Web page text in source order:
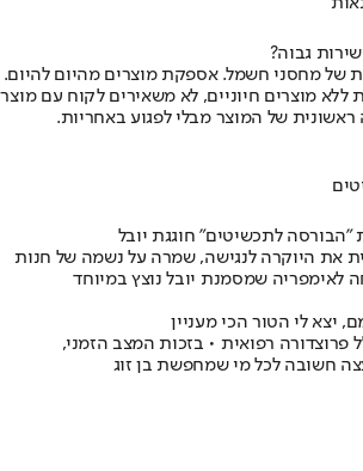
גבוה?
של מחסני חשמל. אספקת מוצרים מהיום להיום.
מוצרים חיוניים, לא משאירים לקוח עם מוצר
של המוצר מבלי לפגוע באחריות.
לתכשיטים" חוגגת יובל
את היוקרה לנגישה, שמרה על נשמה של חנות
לאימפריה שמסמנת יובל נוצץ במיוחד
יצא לי הטור הכי מעניין
פרוצדורה רפואית • בזכות המצב הזמני,
חשובה לכל מי שמחפשת בן זוג